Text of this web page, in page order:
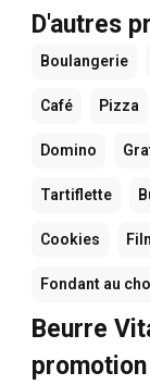
D'autres
Boulangerie
Café Pizza
Domino
Tartiflette
Cookies
Fondant au
Beurre